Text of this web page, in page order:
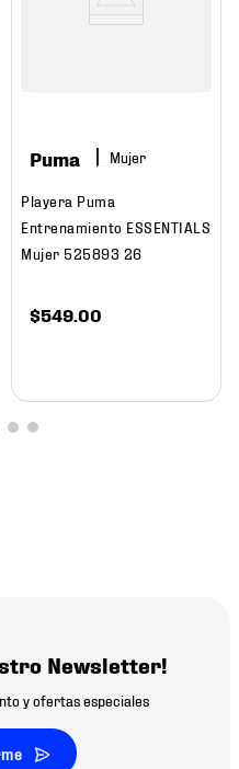
Puma Mujer
Playera Puma
Entrenamiento ESSENTIALS
Mujer 525893 26
$549.00
Newsletter!
y ofertas especiales